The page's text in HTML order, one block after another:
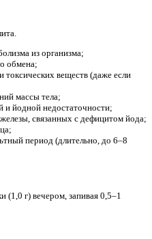
из организма;
обмена;
токсических веществ (даже если
массы тела;
и йодной недостаточности;
связанных с дефицитом йода;
период (длительно, до 6–8
(1,0 г) вечером, запивая 0,5–1